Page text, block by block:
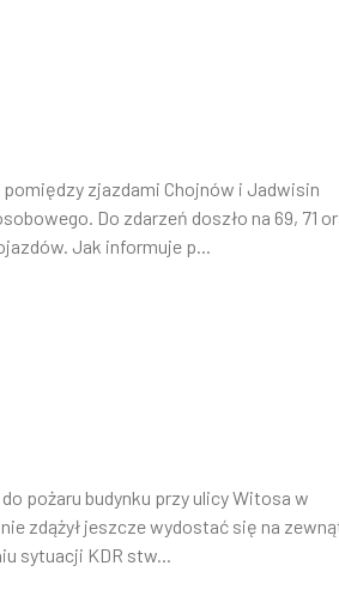
zjazdami Chojnów i Jadwisin
Do zdarzeń doszło na 69, 71
Jak informuje p...
pożaru budynku przy ulicy Witosa w
zdążył jeszcze wydostać się na
sytuacji KDR stw...